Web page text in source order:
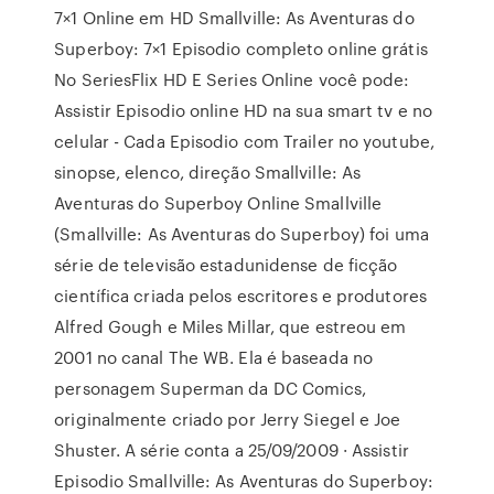
7×1 Online em HD Smallville: As Aventuras do
Superboy: 7×1 Episodio completo online grátis
No SeriesFlix HD E Series Online você pode:
Assistir Episodio online HD na sua smart tv e no
celular - Cada Episodio com Trailer no youtube,
sinopse, elenco, direção Smallville: As
Aventuras do Superboy Online Smallville
(Smallville: As Aventuras do Superboy) foi uma
série de televisão estadunidense de ficção
científica criada pelos escritores e produtores
Alfred Gough e Miles Millar, que estreou em
2001 no canal The WB. Ela é baseada no
personagem Superman da DC Comics,
originalmente criado por Jerry Siegel e Joe
Shuster. A série conta a 25/09/2009 · Assistir
Episodio Smallville: As Aventuras do Superboy: